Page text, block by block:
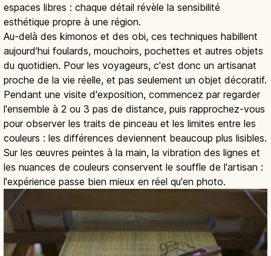
espaces libres : chaque détail révèle la sensibilité
esthétique propre à une région.
Au-delà des kimonos et des obi, ces techniques habillent
aujourd'hui foulards, mouchoirs, pochettes et autres objets
du quotidien. Pour les voyageurs, c'est donc un artisanat
proche de la vie réelle, et pas seulement un objet décoratif.
Pendant une visite d'exposition, commencez par regarder
l'ensemble à 2 ou 3 pas de distance, puis rapprochez-vous
pour observer les traits de pinceau et les limites entre les
couleurs : les différences deviennent beaucoup plus lisibles.
Sur les œuvres peintes à la main, la vibration des lignes et
les nuances de couleurs conservent le souffle de l'artisan :
l'expérience passe bien mieux en réel qu'en photo.